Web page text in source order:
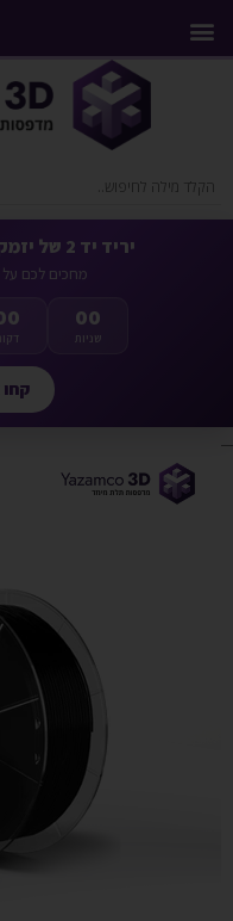
יריד יד 2 של יזמקו תלת מימד מתחיל עכשיו
מחכים לכם על
00
שניות